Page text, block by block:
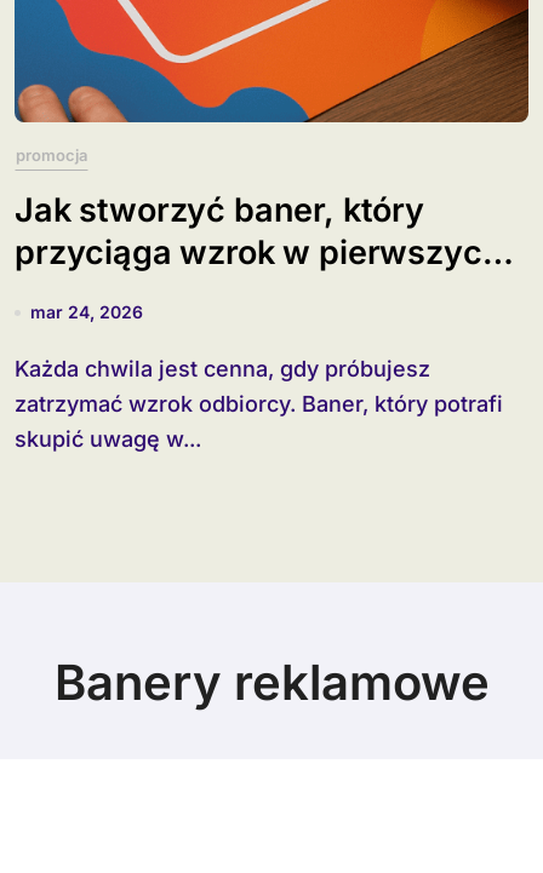
promocja
Jak stworzyć baner, który
przyciąga wzrok w pierwszych
3 sekundach?
mar 24, 2026
Każda chwila jest cenna, gdy próbujesz
zatrzymać wzrok odbiorcy. Baner, który potrafi
skupić uwagę w...
Banery reklamowe